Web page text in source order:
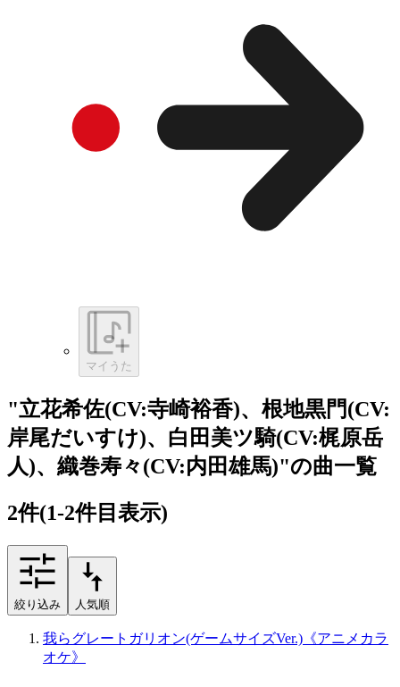
マイうた
"立花希佐(CV:寺崎裕香)、根地黒門(CV:
岸尾だいすけ)、白田美ツ騎(CV:梶原岳
人)、織巻寿々(CV:内田雄馬)"の曲一覧
2件(1-2件目表示)
絞り込み 人気順
我らグレートガリオン(ゲームサイズVer.)《アニメカラ
オケ》